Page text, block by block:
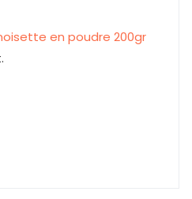
en poudre 200gr